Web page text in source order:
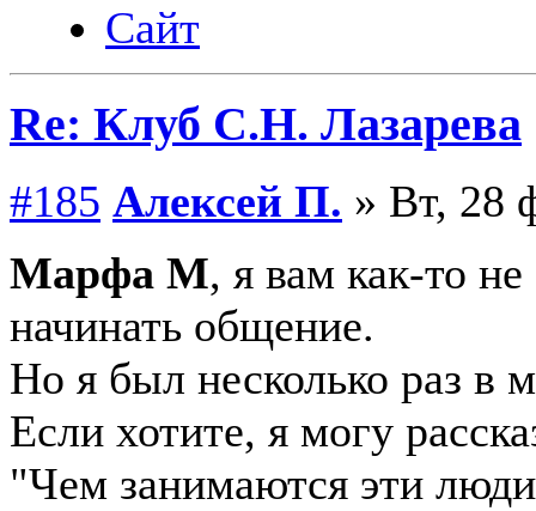
Сайт
Re: Клуб С.Н. Лазарева
#185 Алексей П. » Вт, 28
Марфа М, я вам как-то
начинать общение.
Но я был несколько раз в
Если хотите, я могу
"Чем занимаются эти